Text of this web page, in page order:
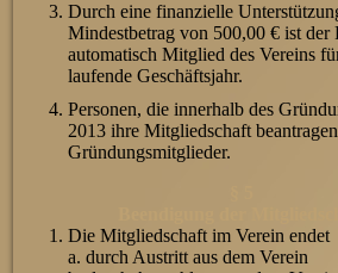
Durch eine finanzielle
Mindestbetrag von 500,00 € ist der
automatisch Mitglied des Vereins
laufende Geschäftsjahr.
Personen, die innerhalb des
2013 ihre Mitgliedschaft
Gründungsmitglieder.
Die Mitgliedschaft im Verein endet
a. durch Austritt aus dem Verein